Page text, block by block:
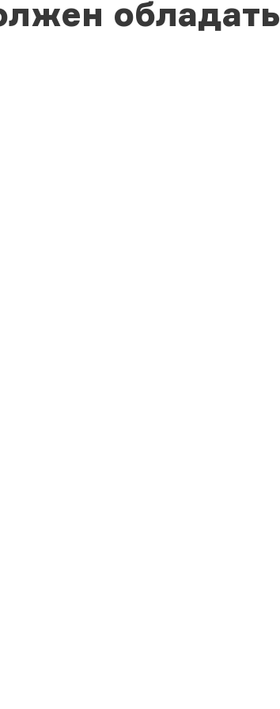
обладать